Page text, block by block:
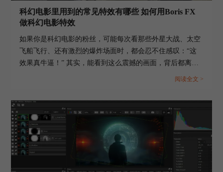
科幻电影里用到的常见特效有哪些 如何用Boris FX
做科幻电影特效
如果你是科幻电影的粉丝，可能每次看那些外星大战、太空
飞船飞行、还有激烈的爆炸场面时，都会忍不住感叹：“这
效果真牛逼！” 其实，能看到这么震撼的画面，背后都离不
开一项很重要的技术——特效。没错，科幻电影之所以能这
了一个又一个奇妙的世界。今天咱们就来聊聊，科幻电影里
用到的常见特效有哪些 如何用Boris FX做科幻电影特效，打
造出你想要的“视觉震撼”！...
阅读全文 >